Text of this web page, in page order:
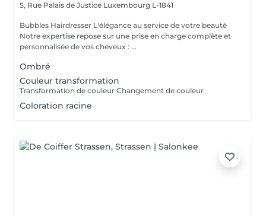
5, Rue Palais de Justice Luxembourg L-1841
Bubbles Hairdresser L'élégance au service de votre beauté
Notre expertise repose sur une prise en charge complète et
personnalisée de vos cheveux : ...
Ombré
Couleur transformation
Transformation de couleur Changement de couleur
Coloration racine